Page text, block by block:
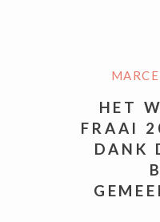
HET
FRAAI
DANK